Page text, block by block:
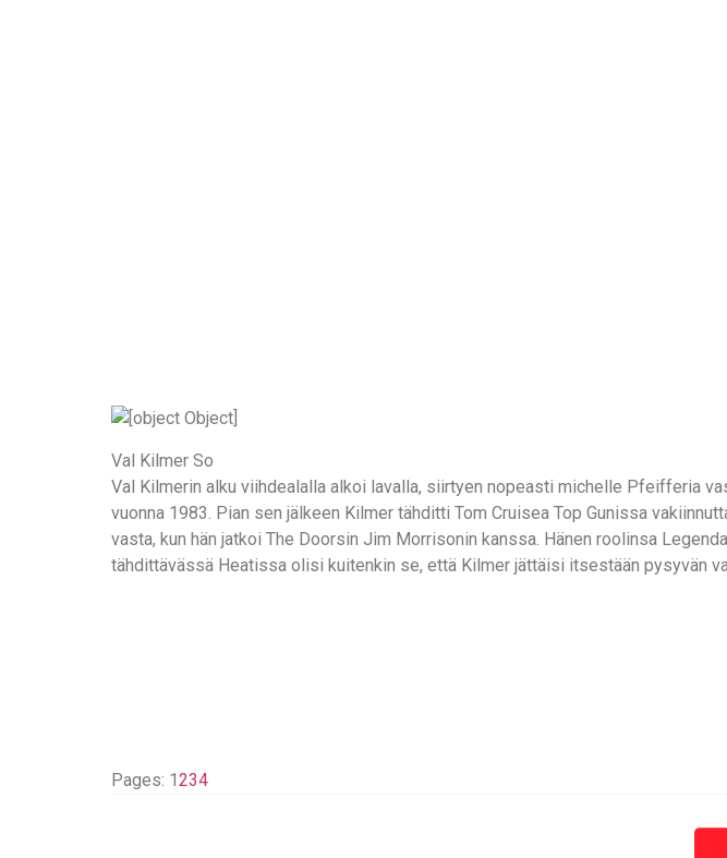
Val Kilmer So
Val Kilmerin alku viihdealalla alkoi lavalla, siirtyen nopeasti michelle Pfeifferia
vuonna 1983. Pian sen jälkeen Kilmer tähditti Tom Cruisea Top Gunissa
vasta, kun hän jatkoi The Doorsin Jim Morrisonin kanssa. Hänen roolinsa
tähdittävässä Heatissa olisi kuitenkin se, että Kilmer jättäisi itsestään pysyvän
Pages: 1 234